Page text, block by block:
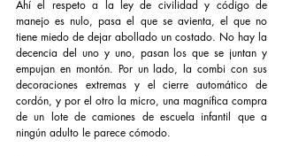
Ahí el respeto a la ley de civilidad y código de
manejo es nulo, pasa el que se avienta, el que no
tiene miedo de dejar abollado un costado. No hay la
decencia del uno y uno, pasan los que se juntan y
empujan en montón. Por un lado, la combi con sus
decoraciones extremas y el cierre automático de
cordón, y por el otro la micro, una magnífica compra
de un lote de camiones de escuela infantil que a
ningún adulto le parece cómodo.